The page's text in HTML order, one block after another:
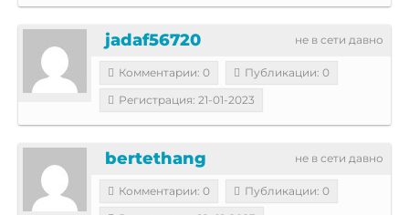
не в сети давно
jadaf56720
Комментарии: 0
Публикации: 0
Регистрация: 21-01-2023
не в сети давно
bertethang
Комментарии: 0
Публикации: 0